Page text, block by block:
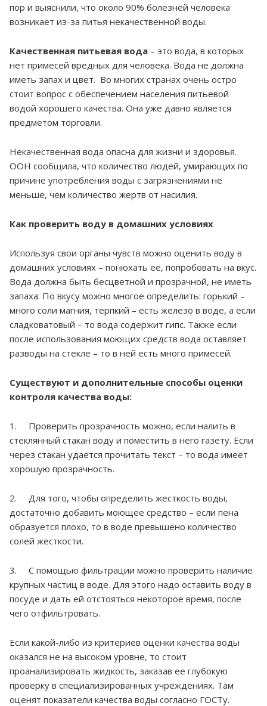
пор и выяснили, что около 90% болезней человека
возникает из-за питья некачественной воды.
Качественная питьевая вода – это вода, в которых
нет примесей вредных для человека. Вода не должна
иметь запах и цвет. Во многих странах очень остро
стоит вопрос с обеспечением населения питьевой
водой хорошего качества. Она уже давно является
предметом торговли.
Некачественная вода опасна для жизни и здоровья.
ООН сообщила, что количество людей, умирающих по
причине употребления воды с загрязнениями не
меньше, чем количество жертв от насилия.
Как проверить воду в домашних условиях
Используя свои органы чувств можно оценить воду в
домашних условиях – понюхать ее, попробовать на вкус.
Вода должна быть бесцветной и прозрачной, не иметь
запаха. По вкусу можно многое определить: горький –
много соли магния, терпкий – есть железо в воде, а если
сладковатовый – то вода содержит гипс. Также если
после использования моющих средств вода оставляет
разводы на стекле – то в ней есть много примесей.
Существуют и дополнительные способы оценки
контроля качества воды:
1. Проверить прозрачность можно, если налить в
стеклянный стакан воду и поместить в него газету. Если
через стакан удается прочитать текст – то вода имеет
хорошую прозрачность.
2. Для того, чтобы определить жесткость воды,
достаточно добавить моющее средство – если пена
образуется плохо, то в воде превышено количество
солей жесткости.
3. С помощью фильтрации можно проверить наличие
крупных частиц в воде. Для этого надо оставить воду в
посуде и дать ей отстояться некоторое время, после
чего отфильтровать.
Если какой-либо из критериев оценки качества воды
оказался не на высоком уровне, то стоит
проанализировать жидкость, заказав ее глубокую
проверку в специализированных учреждениях. Там
оценят показатели качества воды согласно ГОСТу.